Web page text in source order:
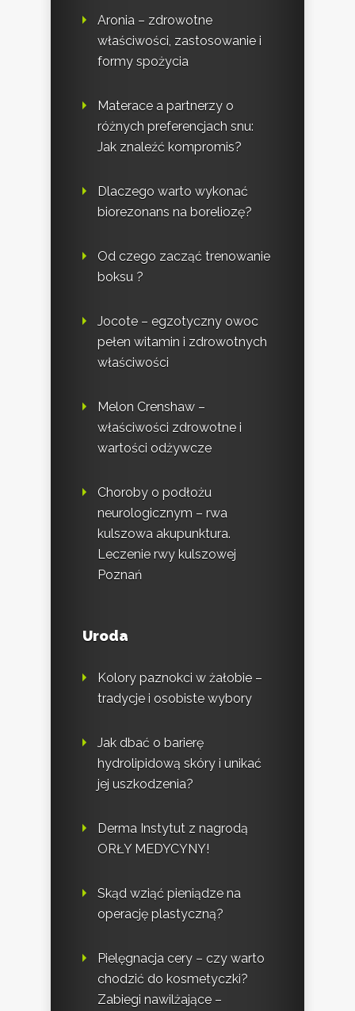
Aronia – zdrowotne
właściwości, zastosowanie i
formy spożycia
Materace a partnerzy o
różnych preferencjach snu:
Jak znaleźć kompromis?
Dlaczego warto wykonać
biorezonans na boreliozę?
Od czego zacząć trenowanie
boksu ?
Jocote – egzotyczny owoc
pełen witamin i zdrowotnych
właściwości
Melon Crenshaw –
właściwości zdrowotne i
wartości odżywcze
Choroby o podłożu
neurologicznym – rwa
kulszowa akupunktura.
Leczenie rwy kulszowej
Poznań
Uroda
Kolory paznokci w żałobie –
tradycje i osobiste wybory
Jak dbać o barierę
hydrolipidową skóry i unikać
jej uszkodzenia?
Derma Instytut z nagrodą
ORŁY MEDYCYNY!
Skąd wziąć pieniądze na
operację plastyczną?
Pielęgnacja cery – czy warto
chodzić do kosmetyczki?
Zabiegi nawilżające –